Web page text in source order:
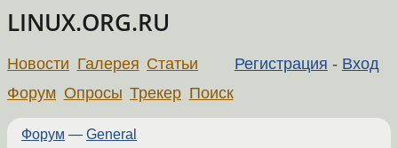
LINUX.ORG.RU
Регистрация - Вход
Новости Галерея Статьи
Форум Опросы Трекер Поиск
Форум — General